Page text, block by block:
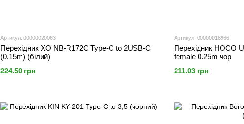
Артикул: 00000020063
Перехідник XO NB-R172C Type-C to 2USB-C
(0.15m) (білий)
224.50 грн
Артикул: 00000018966
Перехідник HOCO
female 0.25m чор
211.03 грн